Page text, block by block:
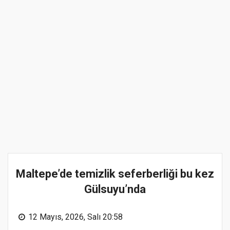
Maltepe’de temizlik seferberliği bu kez
Gülsuyu’nda
12 Mayıs, 2026, Salı 20:58